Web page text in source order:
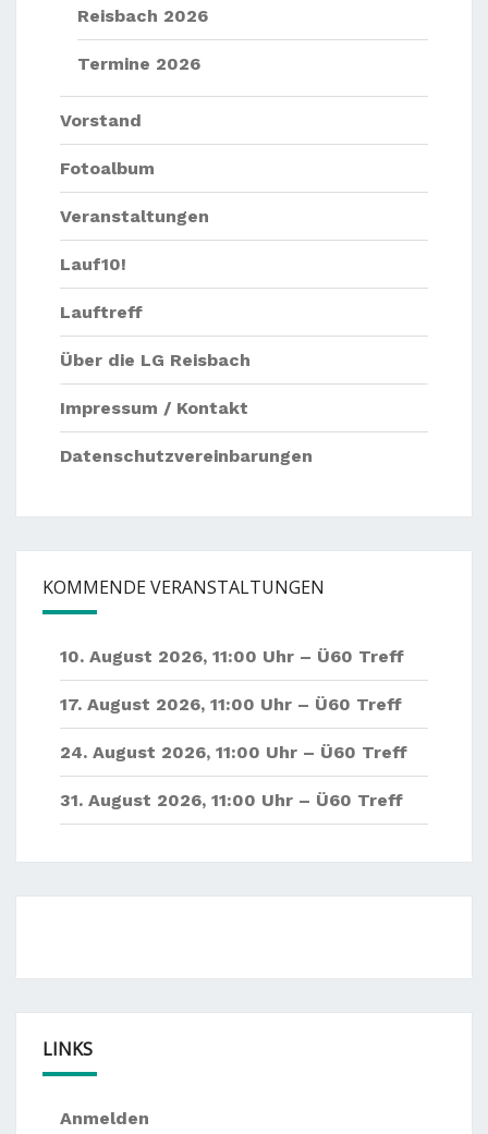
Reisbach 2026
Termine 2026
Vorstand
Fotoalbum
Veranstaltungen
Lauf10!
Lauftreff
Über die LG Reisbach
Impressum / Kontakt
Datenschutzvereinbarungen
KOMMENDE VERANSTALTUNGEN
10. August 2026, 11:00 Uhr – Ü60 Treff
17. August 2026, 11:00 Uhr – Ü60 Treff
24. August 2026, 11:00 Uhr – Ü60 Treff
31. August 2026, 11:00 Uhr – Ü60 Treff
LINKS
Anmelden